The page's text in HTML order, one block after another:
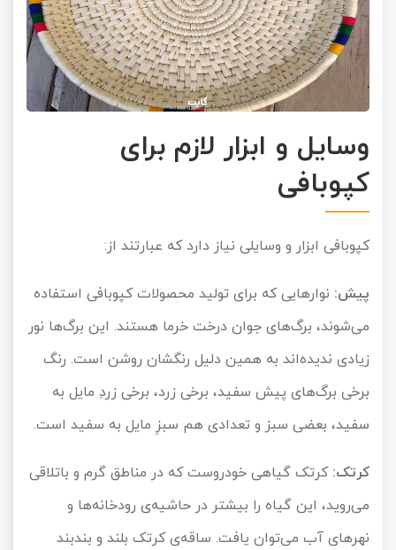
وسایل و ابزار لازم برای
کپوبافی
کپوبافی ابزار و وسایلی نیاز دارد که عبارتند از:
پیش: نوارهایی که برای تولید محصولات کپوبافی استفاده
می‌شوند، برگ‌های جوان درخت خرما هستند. این برگ‌ها نور
زیادی ندیده‌اند به همین دلیل رنگشان روشن است. رنگ
برخی برگ‌های پیش سفید، برخی زرد، برخی زردِ مایل به
سفید، بعضی سبز و تعدادی هم سبزِ مایل به سفید است.
کرتک: کرتک گیاهی خودروست که در مناطق گرم و باتلاقی
می‌روید، این گیاه را بیشتر در حاشیه‌ی رودخانه‌ها و
نهرهای آب می‌توان یافت. ساقه‌ی کرتک بلند و بندبند